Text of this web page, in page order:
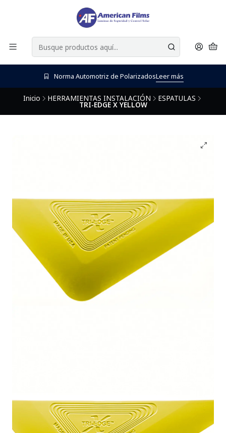
Norma Automotriz de PolarizadosLeer más
Inicio HERRAMIENTAS INSTALACIÓN ESPATULAS
TRI-EDGE X YELLOW